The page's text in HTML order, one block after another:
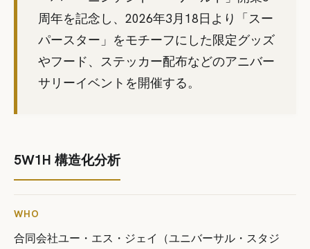
周年を記念し、2026年3月18日より「スー
パースター」をモチーフにした限定グッズ
やフード、ステッカー配布などのアニバー
サリーイベントを開催する。
5W1H 構造化分析
WHO
合同会社ユー・エス・ジェイ（ユニバーサル・スタジ